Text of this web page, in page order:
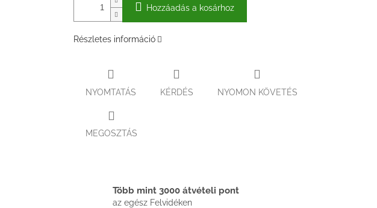
Hozzáadás a kosárhoz
Részletes információ
NYOMTATÁS KÉRDÉS NYOMON KÖVETÉS
MEGOSZTÁS
Több mint 3000 átvételi pont
az egész Felvidéken